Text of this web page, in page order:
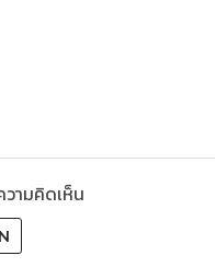
วามคิดเห็น